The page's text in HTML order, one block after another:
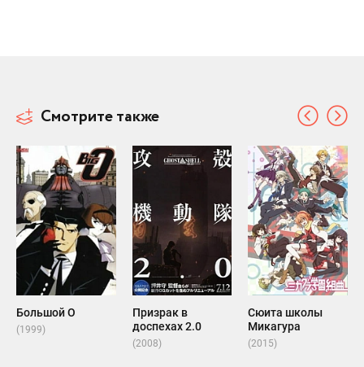
Смотрите также
Большой О
(1999)
Призрак в
доспехах 2.0
(2008)
Сюита школы
Микагура
(2015)